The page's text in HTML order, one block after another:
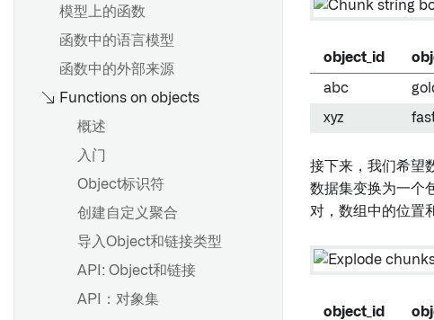
概述
创建链接类型
编辑链接类型
元数据参考
概述
创建值类型
使用值类型
值类型版本
模型上的函数
函数中的语言模型
函数中的外部来源
Functions on objects
概述
入门
Object标识符
创建自定义聚合
导入Object和链接类型
API: Object和链接
API：对象集
object_id
abc
xyz
接下来，我们希望
数据集变换为一个
对，数组中的位置
object_id